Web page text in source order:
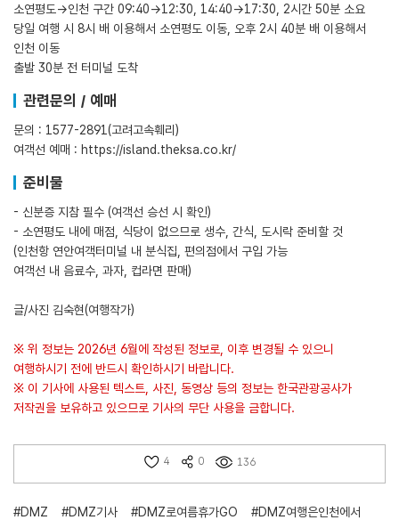
소연평도→인천 구간 09:40→12:30, 14:40→17:30, 2시간 50분 소요
당일 여행 시 8시 배 이용해서 소연평도 이동, 오후 2시 40분 배 이용해서
인천 이동
출발 30분 전 터미널 도착
관련문의 / 예매
문의 : 1577-2891(고려고속훼리)
여객선 예매 : https://island.theksa.co.kr/
준비물
- 신분증 지참 필수 (여객선 승선 시 확인)
- 소연평도 내에 매점, 식당이 없으므로 생수, 간식, 도시락 준비할 것
(인천항 연안여객터미널 내 분식집, 편의점에서 구입 가능
여객선 내 음료수, 과자, 컵라면 판매)
글/사진 김숙현(여행작가)
※ 위 정보는 2026년 6월에 작성된 정보로, 이후 변경될 수 있으니
여행하시기 전에 반드시 확인하시기 바랍니다.
※ 이 기사에 사용된 텍스트, 사진, 동영상 등의 정보는 한국관광공사가
저작권을 보유하고 있으므로 기사의 무단 사용을 금합니다.
4 0 136
#DMZ #DMZ기사 #DMZ로여름휴가GO
#DMZ여행은인천에서